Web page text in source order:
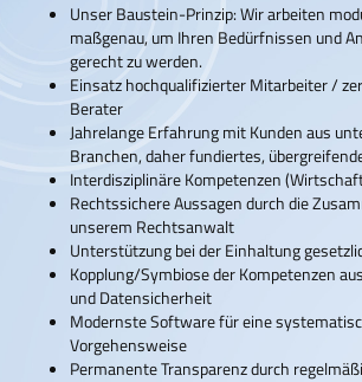
Unser Baustein-Prinzip: Wir arbeiten
maßgenau, um Ihren Bedürfnissen und
gerecht zu werden.
Einsatz hochqualifizierter Mitarbeiter /
Berater
Jahrelange Erfahrung mit Kunden aus
Branchen, daher fundiertes,
Interdisziplinäre Kompetenzen
Rechtssichere Aussagen durch die
unserem Rechtsanwalt
Unterstützung bei der Einhaltung
Kopplung/Symbiose der Kompetenzen
und Datensicherheit
Modernste Software für eine
Vorgehensweise
Permanente Transparenz durch